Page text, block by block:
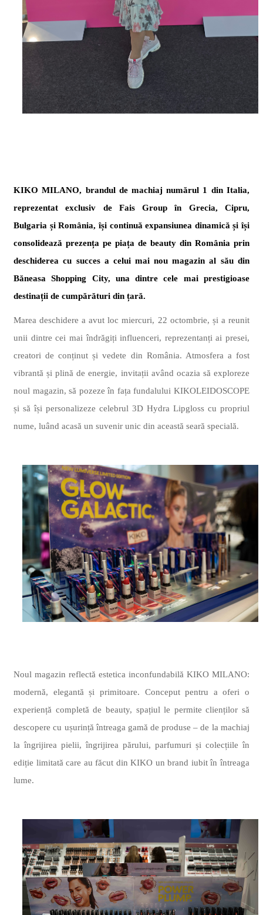
KIKO MILANO, brandul de machiaj numărul 1 din Italia,
reprezentat exclusiv de Fais Group în Grecia, Cipru,
Bulgaria și România, își continuă expansiunea dinamică și își
consolidează prezența pe piața de beauty din România prin
deschiderea cu succes a celui mai nou magazin al său din
Băneasa Shopping City, una dintre cele mai prestigioase
destinații de cumpărături din țară.
Marea deschidere a avut loc miercuri, 22 octombrie, și a reunit
unii dintre cei mai îndrăgiți influenceri, reprezentanți ai presei,
creatori de conținut și vedete din România. Atmosfera a fost
vibrantă și plină de energie, invitații având ocazia să exploreze
noul magazin, să pozeze în fața fundalului KIKOLEIDOSCOPE
și să își personalizeze celebrul 3D Hydra Lipgloss cu propriul
nume, luând acasă un suvenir unic din această seară specială.
Noul magazin reflectă estetica inconfundabilă KIKO MILANO:
modernă, elegantă și primitoare. Conceput pentru a oferi o
experiență completă de beauty, spațiul le permite clienților să
descopere cu ușurință întreaga gamă de produse – de la machiaj
la îngrijirea pielii, îngrijirea părului, parfumuri și colecțiile în
ediție limitată care au făcut din KIKO un brand iubit în întreaga
lume.